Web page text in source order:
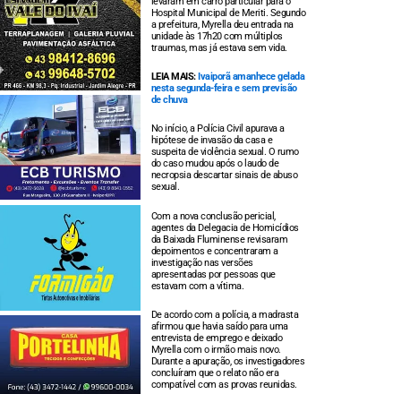
Hospital Municipal de Meriti. Segundo
a prefeitura, Myrella deu entrada na
unidade às 17h20 com múltiplos
traumas, mas já estava sem vida.
LEIA MAIS: Ivaiporã amanhece gelada
nesta segunda-feira e sem previsão
de chuva
No início, a Polícia Civil apurava a
hipótese de invasão da casa e
suspeita de violência sexual. O rumo
do caso mudou após o laudo de
necropsia descartar sinais de abuso
sexual.
Com a nova conclusão pericial,
agentes da Delegacia de Homicídios
da Baixada Fluminense revisaram
depoimentos e concentraram a
investigação nas versões
apresentadas por pessoas que
estavam com a vítima.
De acordo com a polícia, a madrasta
afirmou que havia saído para uma
entrevista de emprego e deixado
Myrella com o irmão mais novo.
Durante a apuração, os investigadores
concluíram que o relato não era
compatível com as provas reunidas.